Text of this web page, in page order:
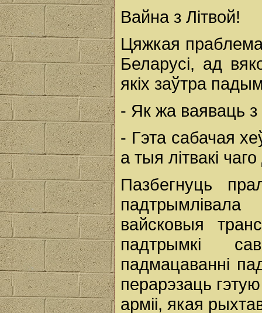
Вайна з Літвой!
Цяжкая
Беларусі, ад
якіх заўтра
- Як жа ваяваць з
- Гэта сабачая
а тыя літвакі
Пазбегнуць
вайсковыя
падтрымкі
падмацаванні
перарэзаць
арміі, якая